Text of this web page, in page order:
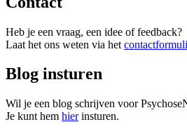
Heb je een vraag, een idee of feedback?
Laat het ons weten via het
Blog insturen
Wil je een blog schrijven voor
Je kunt hem hierinsturen.